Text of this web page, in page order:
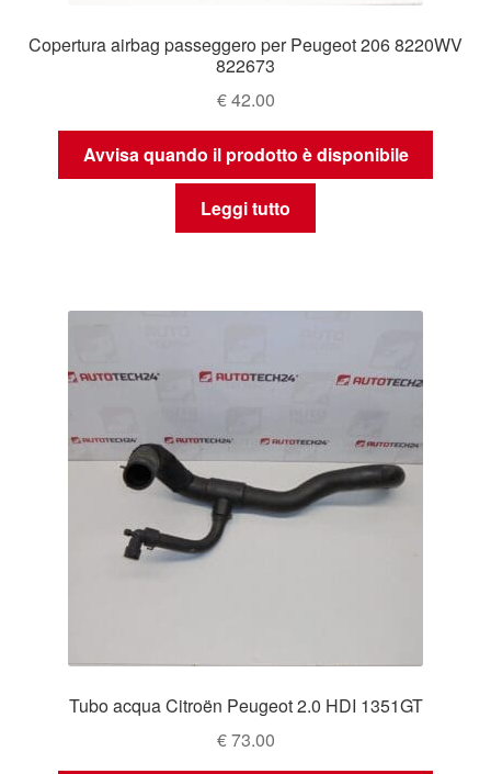
Copertura airbag passeggero per Peugeot 206 8220WV
822673
€42.00
Avvisa quando il prodotto è disponibile
Leggi tutto
Tubo acqua Citroën Peugeot 2.0 HDI 1351GT
€73.00